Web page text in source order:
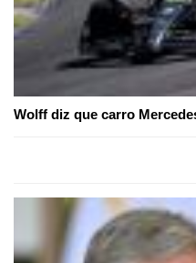
Wolff diz que carro